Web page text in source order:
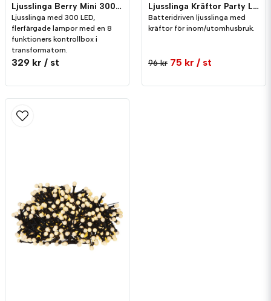
Ljusslinga Berry Mini 300st Vit
Ljusslinga med 300 LED,
flerfärgade lampor med en 8
funktioners kontrollbox i
transformatorn.
329 kr / st
Ljusslinga Kräftor Party Light
Batteridriven ljusslinga med
kräftor för inom/utomhusbruk.
96 kr 75 kr / st